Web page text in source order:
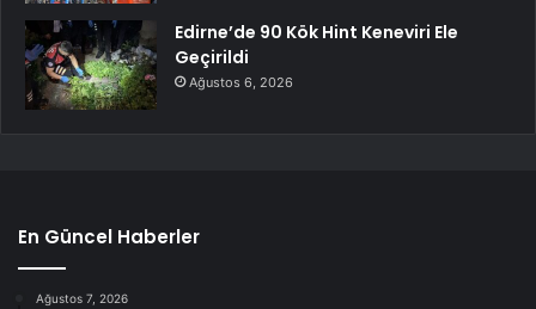
Edirne’de 90 Kök Hint Keneviri Ele
Geçirildi
Ağustos 6, 2026
En Güncel Haberler
Ağustos 7, 2026